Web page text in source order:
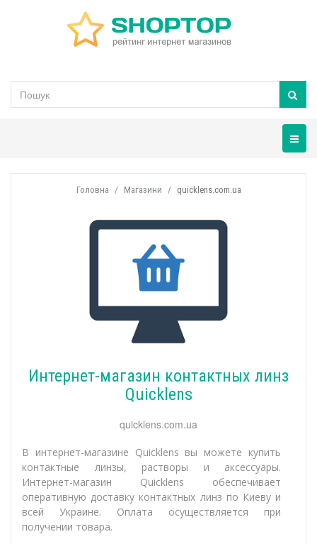
Головна Магазини quicklens.com.ua
Интернет-магазин контактных линз
Quicklens
quicklens.com.ua
В интернет-магазине Quicklens вы можете купить
контактные линзы, растворы и аксессуары.
Интернет-магазин Quicklens обеспечивает
оперативную доставку контактных линз по Киеву и
всей Украине. Оплата осуществляется при
получении товара.